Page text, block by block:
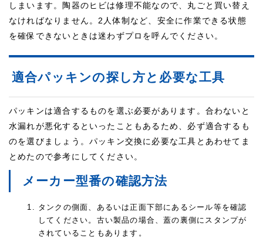
しまいます。陶器のヒビは修理不能なので、丸ごと買い替え
なければなりません。2人体制など、安全に作業できる状態
を確保できないときは迷わずプロを呼んでください。
適合パッキンの探し方と必要な工具
パッキンは適合するものを選ぶ必要があります。合わないと
水漏れが悪化するといったこともあるため、必ず適合するも
のを選びましょう。パッキン交換に必要な工具とあわせてま
とめたので参考にしてください。
メーカー型番の確認方法
タンクの側面、あるいは正面下部にあるシール等を確認
してください。古い製品の場合、蓋の裏側にスタンプが
されていることもあります。